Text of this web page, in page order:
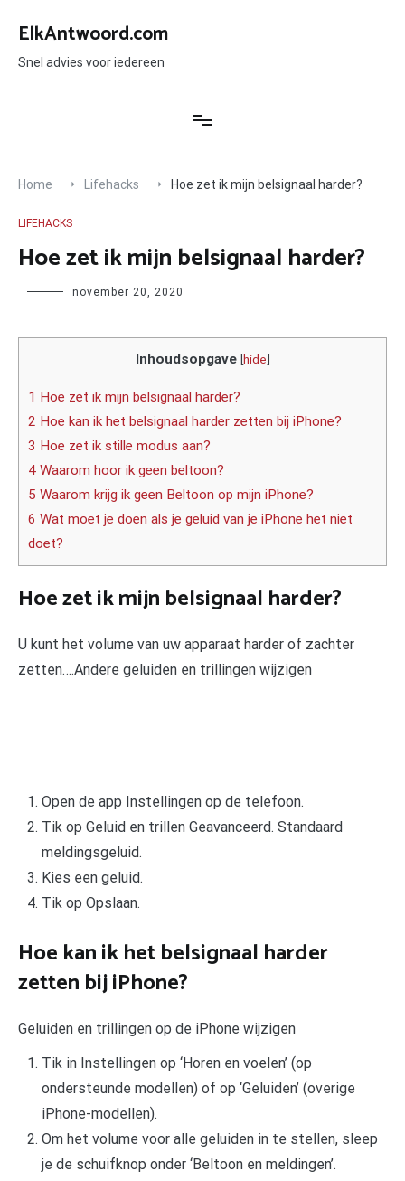
naar
inhoud
ElkAntwoord.com
Snel advies voor iedereen
Home Lifehacks Hoe zet ik mijn belsignaal harder?
LIFEHACKS
Hoe zet ik mijn belsignaal harder?
Author november 20, 2020
Inhoudsopgave [hide]
1 Hoe zet ik mijn belsignaal harder?
2 Hoe kan ik het belsignaal harder zetten bij iPhone?
3 Hoe zet ik stille modus aan?
4 Waarom hoor ik geen beltoon?
5 Waarom krijg ik geen Beltoon op mijn iPhone?
6 Wat moet je doen als je geluid van je iPhone het niet
doet?
Hoe zet ik mijn belsignaal harder?
U kunt het volume van uw apparaat harder of zachter
zetten….Andere geluiden en trillingen wijzigen
Open de app Instellingen op de telefoon.
Tik op Geluid en trillen Geavanceerd. Standaard
meldingsgeluid.
Kies een geluid.
Tik op Opslaan.
Hoe kan ik het belsignaal harder
zetten bij iPhone?
Geluiden en trillingen op de iPhone wijzigen
Tik in Instellingen op ‘Horen en voelen’ (op
ondersteunde modellen) of op ‘Geluiden’ (overige
iPhone-modellen).
Om het volume voor alle geluiden in te stellen, sleep
je de schuifknop onder ‘Beltoon en meldingen’.